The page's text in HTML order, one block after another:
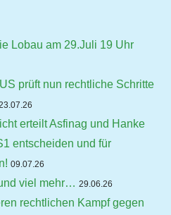
Lobau am 29.Juli 19 Uhr
prüft nun rechtliche Schritte
erteilt Asfinag und Hanke
entscheiden und für
09.07.26
viel mehr… 29.06.26
rechtlichen Kampf gegen